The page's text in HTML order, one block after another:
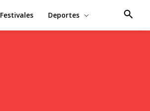
Festivales Deportes